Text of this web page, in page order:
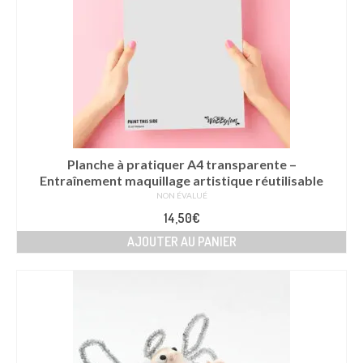
produit
Planche à pratiquer A4 transparente –
Entraînement maquillage artistique réutilisable
NON ÉVALUÉ
14,50€
AJOUTER AU PANIER